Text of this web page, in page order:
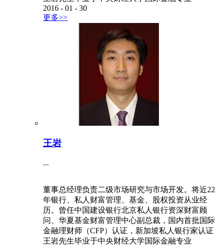
2016 - 01 - 30
更多>>
王岩
...
董事总经理负责二级市场研究与市场开发。将近22
年银行、私人财富管理、基金、股权投资从业经
历。曾任中国建设银行北京私人银行资深财富顾
问、华夏基金财富管理中心副总裁，国内首批国际
金融理财师（CFP）认证，新加坡私人银行家认证
王岩先生毕业于中央财经大学国际金融专业